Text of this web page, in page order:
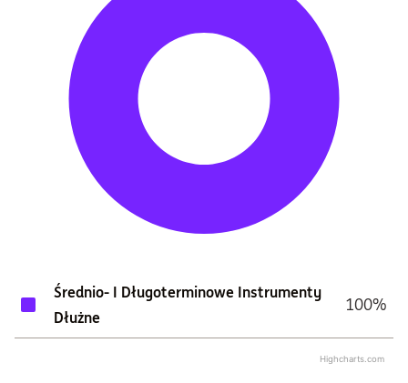
Highcharts.com
Średnio- I Długoterminowe Instrumenty
Dłużne
100%